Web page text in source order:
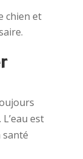
chien et
est